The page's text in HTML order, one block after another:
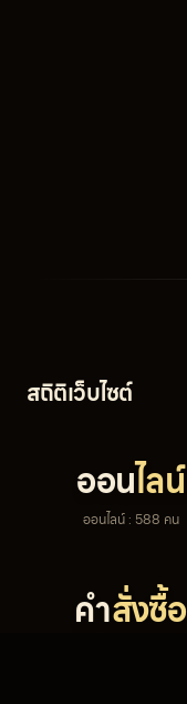
สถิติเว็บไซต์
ออนไลน์
ออนไลน์ : 588 คน
คำสั่งซื้อ